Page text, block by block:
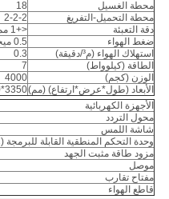
محطة الغسيل
18
محطة التحميل-التفريغ
2-2-2
دقة التعبئة
<+1 مم
ضغط الهواء
0.5 ميجا باسكال
استهلاك الهواء (م³/دقيقة)
0.3
الطاقة (كيلوواط)
7
الوزن (كجم)
4000
الأبعاد (طول*عرض*ارتفاع) (مم)3350*2680*2400 مم
الأجهزة الكهربائية
محول التردد
شاشة اللمس
وحدة التحكم المنطقية القابلة للبرمجة (PLC)
مزود طاقة مثبت الجهد
موصل
مفتاح تقارب
قاطع الهواء